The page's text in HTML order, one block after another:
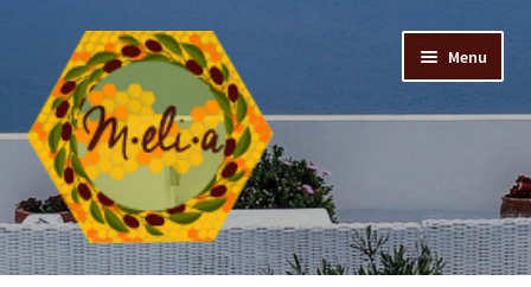
navigation
content
Menu
PRODUCT CATEGORIES
Expand